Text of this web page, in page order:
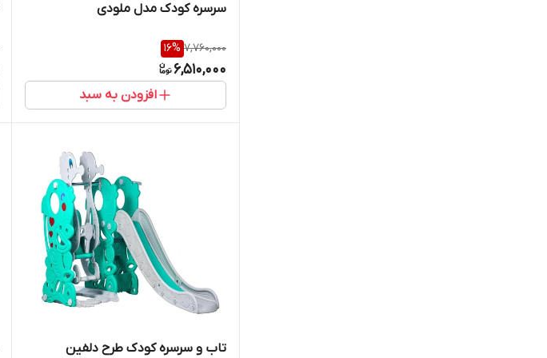
سرسره کودک مدل ملودی
7,760,000
16%
6,510,000
افزودن به سبد
تاب و سرسره کودک طرح دلفین